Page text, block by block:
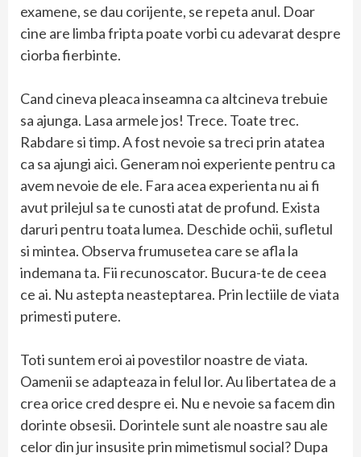
examene, se dau corijente, se repeta anul. Doar
cine are limba fripta poate vorbi cu adevarat despre
ciorba fierbinte.
Cand cineva pleaca inseamna ca altcineva trebuie
sa ajunga. Lasa armele jos! Trece. Toate trec.
Rabdare si timp. A fost nevoie sa treci prin atatea
ca sa ajungi aici. Generam noi experiente pentru ca
avem nevoie de ele. Fara acea experienta nu ai fi
avut prilejul sa te cunosti atat de profund. Exista
daruri pentru toata lumea. Deschide ochii, sufletul
si mintea. Observa frumusetea care se afla la
indemana ta. Fii recunoscator. Bucura-te de ceea
ce ai. Nu astepta neasteptarea. Prin lectiile de viata
primesti putere.
Toti suntem eroi ai povestilor noastre de viata.
Oamenii se adapteaza in felul lor. Au libertatea de a
crea orice cred despre ei. Nu e nevoie sa facem din
dorinte obsesii. Dorintele sunt ale noastre sau ale
celor din jur insusite prin mimetismul social? Dupa